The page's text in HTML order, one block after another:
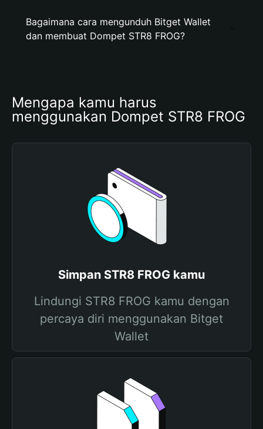
Bagaimana cara mengunduh Bitget Wallet
dan membuat Dompet STR8 FROG?
Mengapa kamu harus
menggunakan Dompet STR8 FROG
Simpan STR8 FROG kamu
Lindungi STR8 FROG kamu dengan
percaya diri menggunakan Bitget
Wallet